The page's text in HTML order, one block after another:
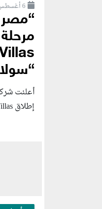
6 أغسطس ,2026
“مصر
أعلنت
إطلاق Amare Seafront Villas، أحدث...